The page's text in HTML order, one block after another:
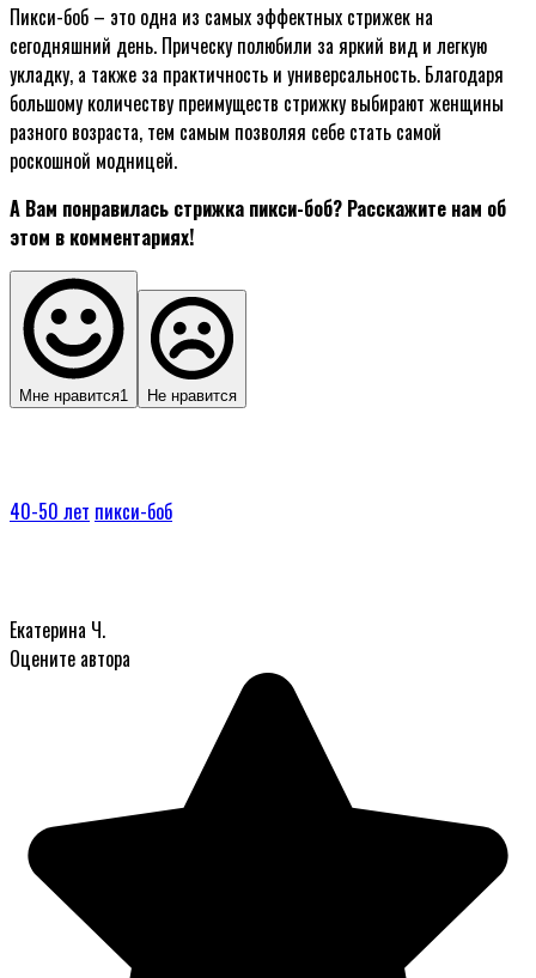
Пикси-боб – это одна из самых эффектных стрижек на
сегодняшний день. Прическу полюбили за яркий вид и легкую
укладку, а также за практичность и универсальность. Благодаря
большому количеству преимуществ стрижку выбирают женщины
разного возраста, тем самым позволяя себе стать самой
роскошной модницей.
А Вам понравилась стрижка пикси-боб? Расскажите нам об
этом в комментариях!
Мне нравится1 Не нравится
40-50 лет пикси-боб
Екатерина Ч.
Оцените автора